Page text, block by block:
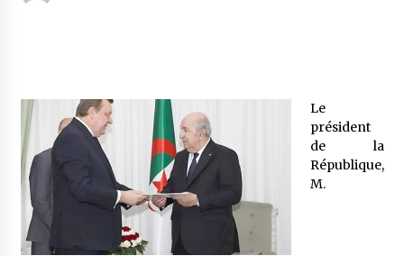
Le bouc de l’Au-delà
5 ans ago
Le monstrueux vieillard (Un récit du Sud
algérien)
5 ans ago
Le
président
de la
République,
M.